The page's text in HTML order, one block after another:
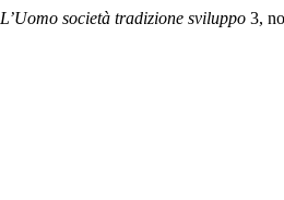
L’Uomo società tradizione sviluppo 3,